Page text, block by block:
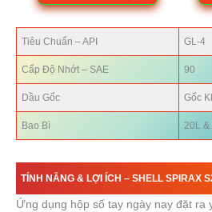
Tiêu Chuẩn – API GL-4
Cấp Độ Nhớt – SAE 90
Dầu Gốc Gốc
Bao Bì 20L &
TÍNH NĂNG & LỢI ÍCH – SHELL SPIRAX
Ứng dụng hộp số tay ngày nay đặt ra